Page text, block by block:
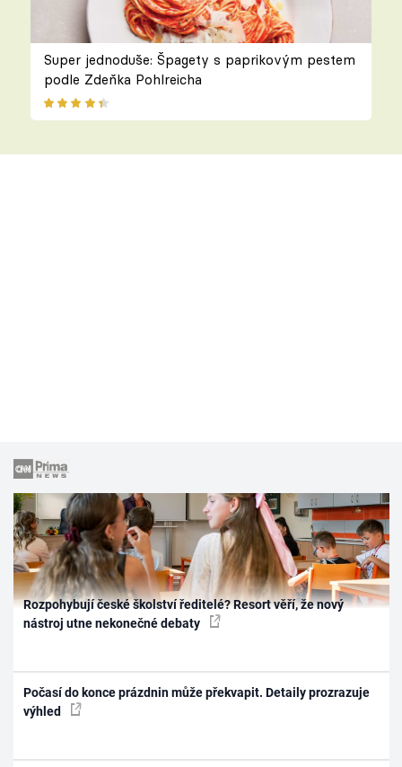
Super jednoduše: Špagety s paprikovým pestem
podle Zdeňka Pohlreicha
Rozpohybují české školství ředitelé? Resort věří, že nový
nástroj utne nekonečné debaty
Počasí do konce prázdnin může překvapit. Detaily prozrazuje
výhled